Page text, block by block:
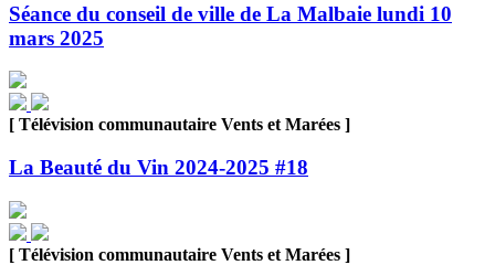
Séance du conseil de ville de La Malbaie lundi 10
mars 2025
[ Télévision communautaire Vents et Marées ]
La Beauté du Vin 2024-2025 #18
[ Télévision communautaire Vents et Marées ]